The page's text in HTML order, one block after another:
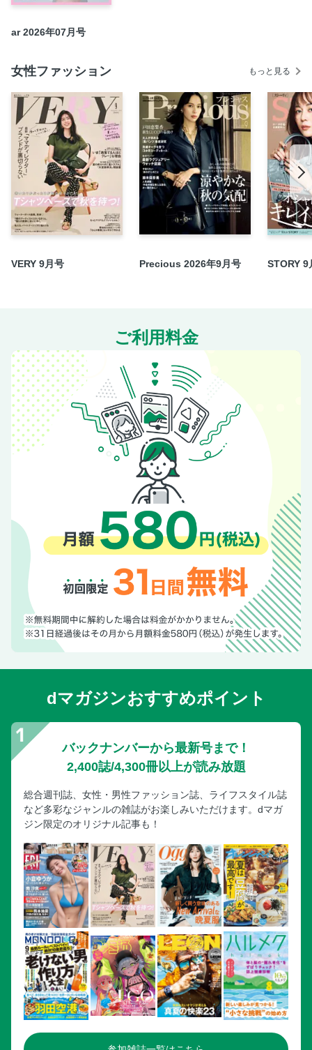
■Welcome to the 零 World × 川村壱馬（THE RAMPAGE）
連載「COLOR OF ＆TEAM」HARUA
連載「桜田ひよりのおしゃれまにあ」
■カリスマが集結！ トレンドヘア会議
■BUZZ美容師のHOTヘア
■夜のイケメン美容師最新版
連載「松居大悟の三大欲求の向こう側」
■意外と知らないコトだらけ!? 結婚あれコレ
連載「あの人にいざ、会いに行きます」萩原利久
連載「あの人にいざ、会いに行きます」神尾楓珠
連載「＃推し活」UN1CON
《ｄマガジン限定》大原優乃 あのまちへ 延長戦
ar 2026年07月号
女性ファッション もっと見る
VERY 9月号 Precious 2026年9月号 STORY 9
ご利用料金
dマガジンおすすめポイント
バックナンバーから最新号まで！
2,400誌/4,300冊以上が読み放題
総合週刊誌、女性・男性ファッション誌、ライフスタイル誌
など多彩なジャンルの雑誌がお楽しみいただけます。dマガ
ジン限定のオリジナル記事も！